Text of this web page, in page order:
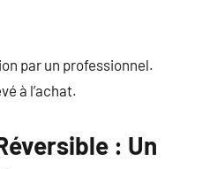
par un professionnel.
à l’achat.
: Un